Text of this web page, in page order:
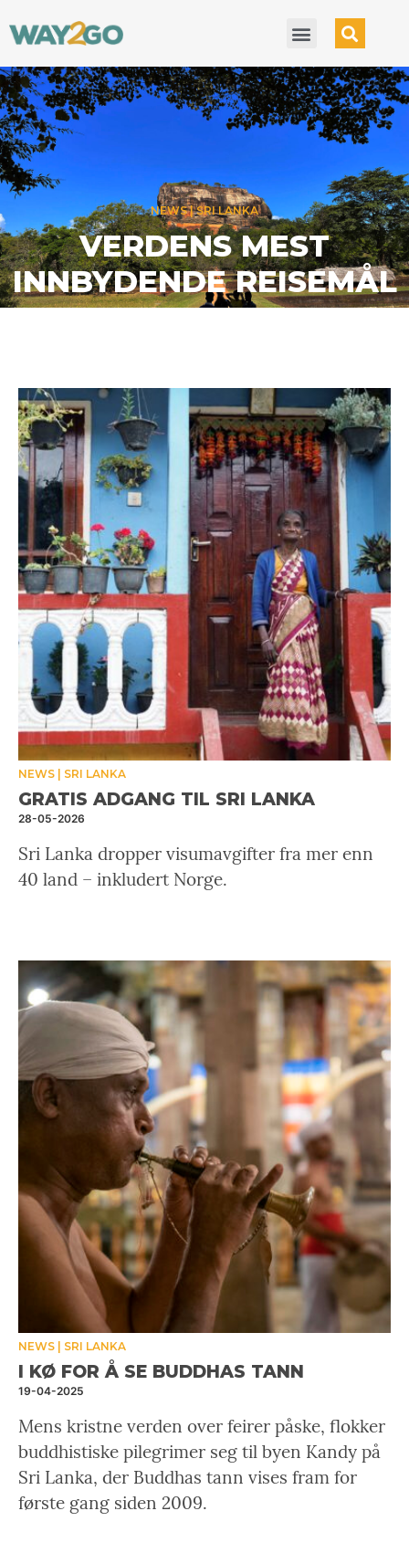
REFLECTIONS SRI LANKA
LÅSTE STYRMANN UTE
ETTER KRANGEL
NEWS SRI LANKA
GRATIS ADGANG TIL SRI LANKA
28-05-2026
Sri Lanka dropper visumavgifter fra mer enn
40 land – inkludert Norge.
NEWS SRI LANKA
I KØ FOR Å SE BUDDHAS TANN
19-04-2025
Mens kristne verden over feirer påske, flokker
buddhistiske pilegrimer seg til byen Kandy på
Sri Lanka, der Buddhas tann vises fram for
første gang siden 2009.